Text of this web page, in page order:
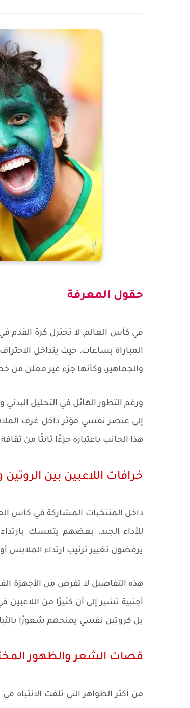
حقول المعرفة
في كأس العالم، لا تختزل كرة القدم
المباراة بساعات، حيث يتداخل
والجماهير، وكأنها جزء غير معلن من
ورغم التطور الهائل في التحليل
هذا الجانب باعتباره جزءًا ثابتًا من
خرافات اللاعبين بين الروتين
داخل المنتخبات المشاركة في كأس
للأداء الجيد. بعضهم يتمسك
يرفضون تغيير ترتيب ارتداء الملابس
هذه التفاصيل لا تفرض من الأجهزة
أجنبية تشير إلى أن كثيرًا من
بل كروتين نفسي يمنحهم شعورًا
قصات الشعر والظهور
من أكثر الظواهر التي تلفت